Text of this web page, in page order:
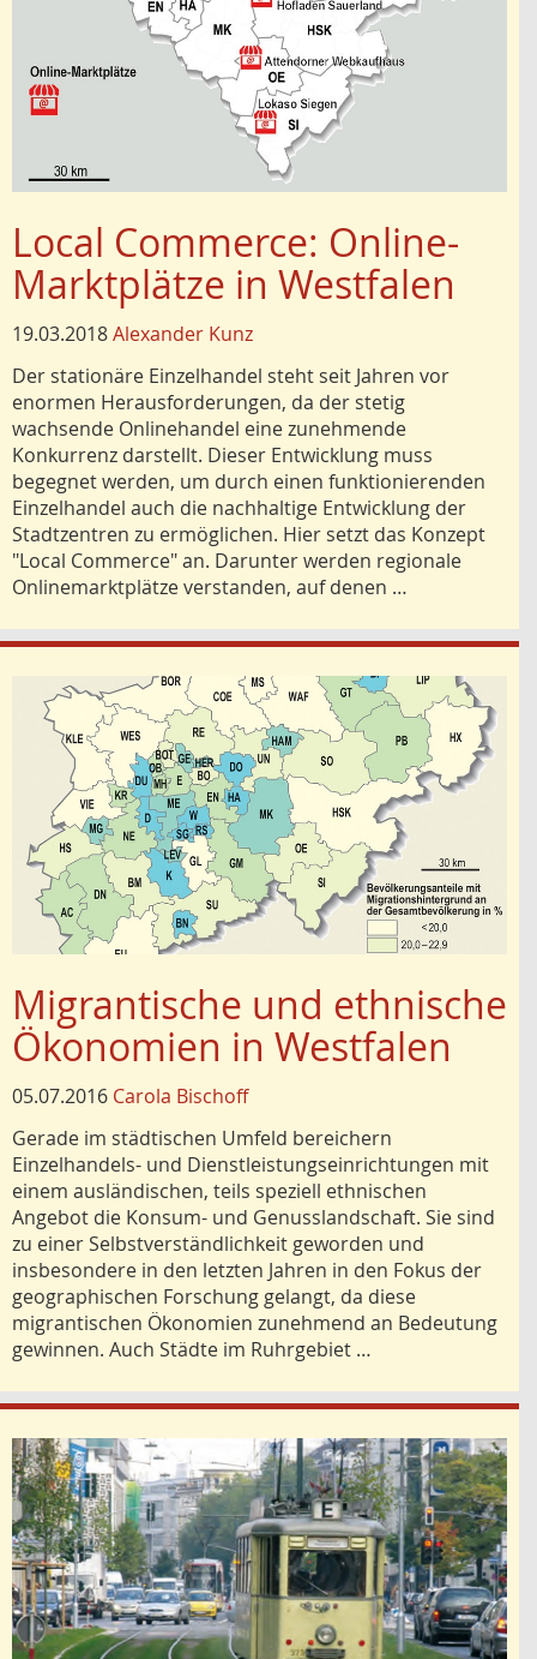
Local Commerce: Online-
Marktplätze in Westfalen
19.03.2018Alexander Kunz
Der stationäre Einzelhandel steht seit Jahren vor
enormen Herausforderungen, da der stetig
wachsende Onlinehandel eine zunehmende
Konkurrenz darstellt. Dieser Entwicklung muss
begegnet werden, um durch einen funktionierenden
Einzelhandel auch die nachhaltige Entwicklung der
Stadtzentren zu ermöglichen. Hier setzt das Konzept
"Local Commerce" an. Darunter werden regionale
Onlinemarktplätze verstanden, auf denen …
Migrantische und ethnische
Ökonomien in Westfalen
05.07.2016 Carola Bischoff
Gerade im städtischen Umfeld bereichern
Einzelhandels- und Dienstleistungseinrichtungen mit
einem ausländischen, teils speziell ethnischen
Angebot die Konsum- und Genusslandschaft. Sie sind
zu einer Selbstverständlichkeit geworden und
insbesondere in den letzten Jahren in den Fokus der
geographischen Forschung gelangt, da diese
migrantischen Ökonomien zunehmend an Bedeutung
gewinnen. Auch Städte im Ruhrgebiet …